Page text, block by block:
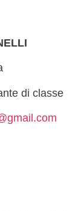
di classe